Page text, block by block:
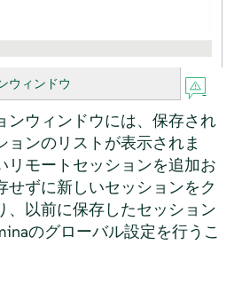
ウィンドウ
ンウィンドウには、保存され
ョンのリストが表示されま
リモートセッションを追加お
せずに新しいセッションをク
、以前に保存したセッション
のグローバル設定を行うこ